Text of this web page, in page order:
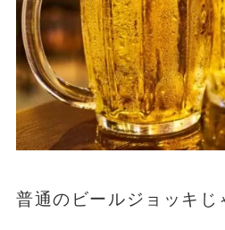
普通のビールジョッキじ